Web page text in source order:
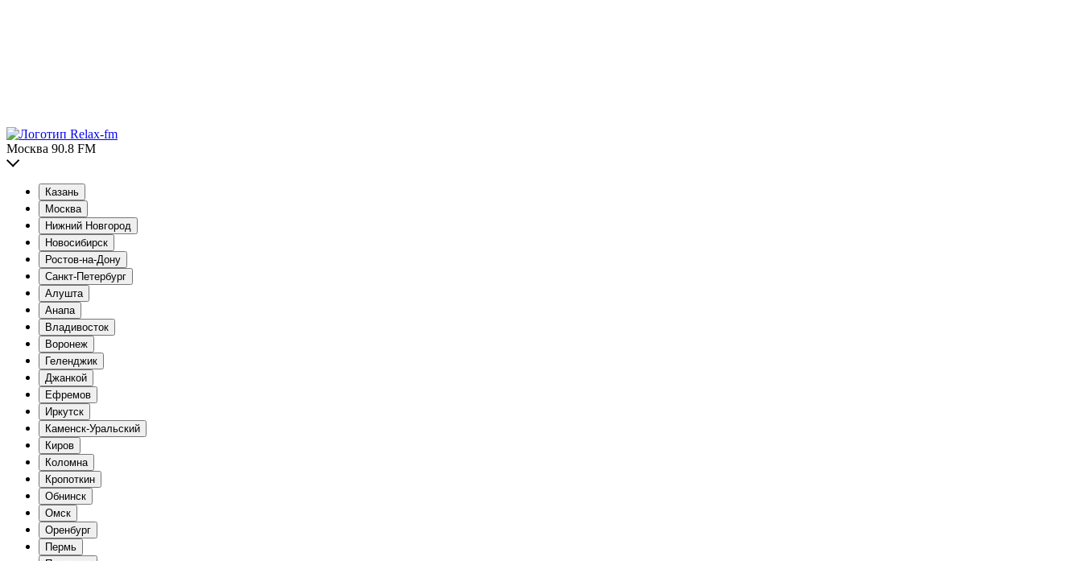
Москва 90.8 FM
Казань
Москва
Нижний Новгород
Новосибирск
Ростов-на-Дону
Санкт-Петербург
Алушта
Анапа
Владивосток
Воронеж
Геленджик
Джанкой
Ефремов
Иркутск
Каменск-Уральский
Киров
Коломна
Кропоткин
Обнинск
Омск
Оренбург
Пермь